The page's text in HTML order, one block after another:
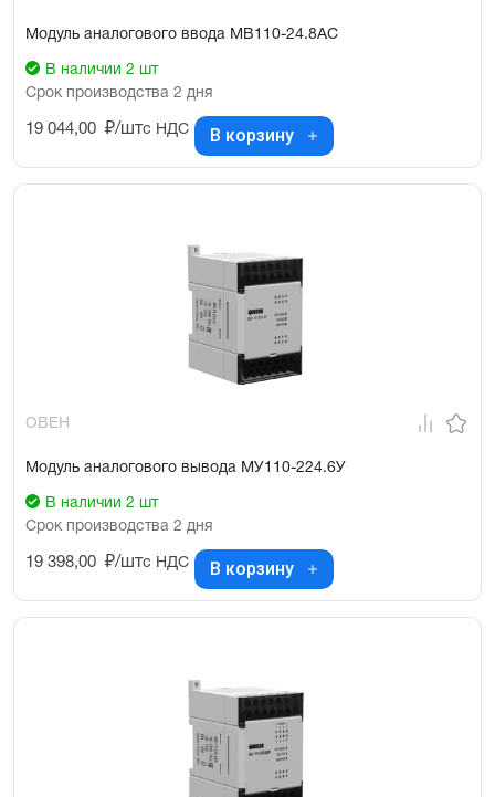
Модуль аналогового ввода МВ110-24.8АС
В наличии 2 шт
Срок производства 2 дня
19 044,00 ₽/штс НДС В корзину
ОВЕН
Модуль аналогового вывода МУ110-224.6У
В наличии 2 шт
Срок производства 2 дня
19 398,00 ₽/штс НДС В корзину